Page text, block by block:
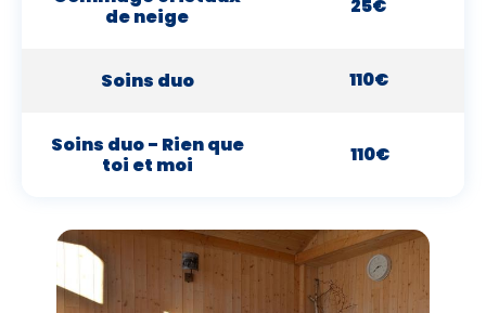
de neige
25€
Soins duo 110€
Soins duo - Rien que
toi et moi
110€